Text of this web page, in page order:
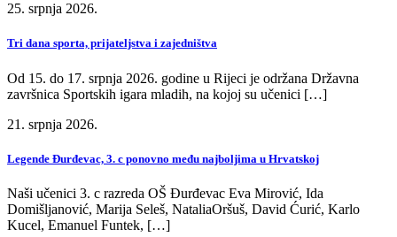
25. srpnja 2026.
Tri dana sporta, prijateljstva i zajedništva
Od 15. do 17. srpnja 2026. godine u Rijeci je održana Državna
završnica Sportskih igara mladih, na kojoj su učenici […]
21. srpnja 2026.
Legende Đurđevac, 3. c ponovno među najboljima u Hrvatskoj
Naši učenici 3. c razreda OŠ Đurđevac Eva Mirović, Ida
Domišljanović, Marija Seleš, NataliaOršuš, David Ćurić, Karlo
Kucel, Emanuel Funtek, […]